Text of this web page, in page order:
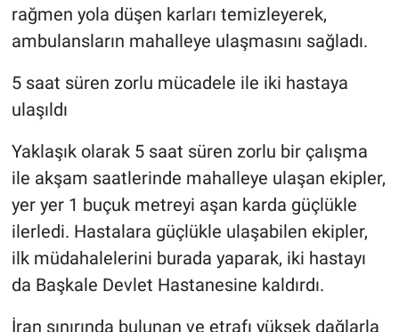
rağmen yola düşen karları temizleyerek,
ambulansların mahalleye ulaşmasını sağladı.
5 saat süren zorlu mücadele ile iki hastaya
ulaşıldı
Yaklaşık olarak 5 saat süren zorlu bir çalışma
ile akşam saatlerinde mahalleye ulaşan ekipler,
yer yer 1 buçuk metreyi aşan karda güçlükle
ilerledi. Hastalara güçlükle ulaşabilen ekipler,
ilk müdahalelerini burada yaparak, iki hastayı
da Başkale Devlet Hastanesine kaldırdı.
İran sınırında bulunan ve etrafı yüksek dağlarla